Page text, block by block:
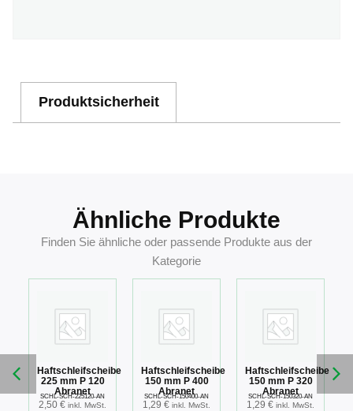
Produktsicherheit
Ähnliche Produkte
Finden Sie ähnliche oder passende Produkte aus der
Kategorie
Haftschleifscheibe
225 mm P 120
Abranet
SCHL-SCH-225120-AN
2,50 € inkl. MwSt.
Haftschleifscheibe
150 mm P 400
Abranet
SCHL-SCH-150400-AN
1,29 € inkl. MwSt.
Haftschleifscheibe
150 mm P 320
Abranet
SCHL-SCH-150320-AN
1,29 € inkl. MwSt.